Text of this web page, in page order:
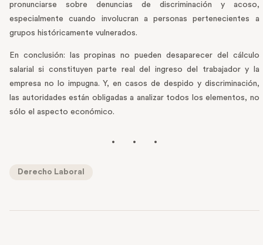
pronunciarse sobre denuncias de discriminación y acoso,
especialmente cuando involucran a personas pertenecientes a
grupos históricamente vulnerados.
En conclusión: las propinas no pueden desaparecer del cálculo
salarial si constituyen parte real del ingreso del trabajador y la
empresa no lo impugna. Y, en casos de despido y discriminación,
las autoridades están obligadas a analizar todos los elementos, no
sólo el aspecto económico.
Derecho Laboral